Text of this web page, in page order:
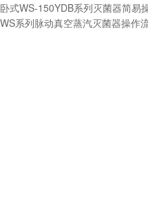
WS系列脉动真空蒸汽灭菌器操作